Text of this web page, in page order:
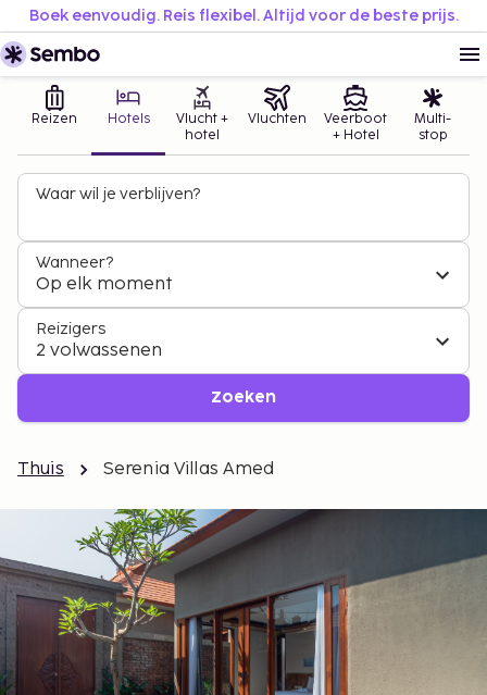
Boek eenvoudig. Reis flexibel. Altijd voor de beste prijs.
Reizen Hotels
Vlucht +
hotel
Vluchten
Veerboot
+ Hotel
Multi-
stop
Waar wil je verblijven?
Wanneer?
Op elk moment
Reizigers
2 volwassenen
Zoeken
Thuis Serenia Villas Amed